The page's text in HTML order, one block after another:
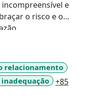
e
o risco e o
relacionamento
+85